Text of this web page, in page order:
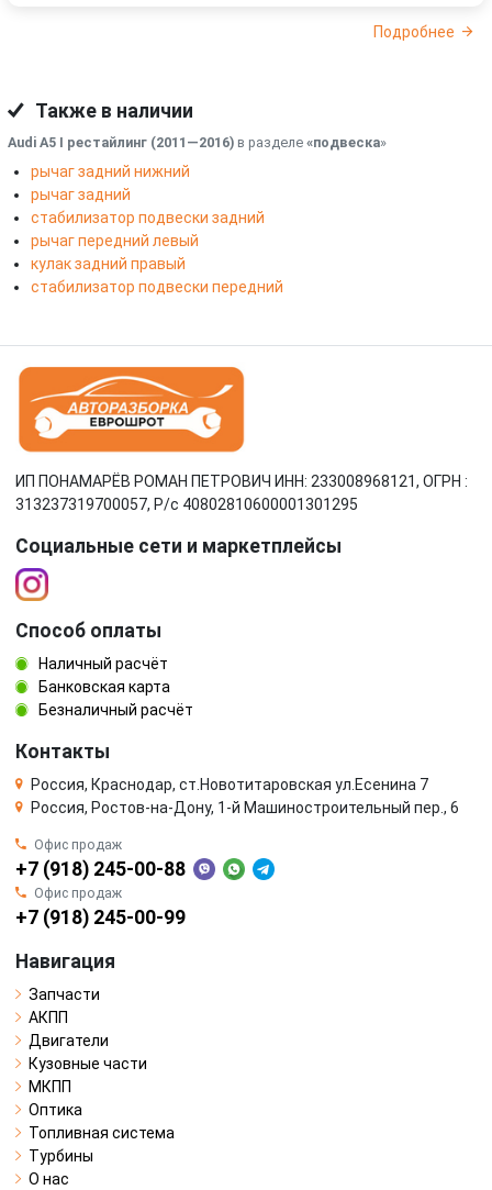
Подробнее
Также в наличии
Audi A5 I рестайлинг (2011—2016) в разделе «подвеска»
рычаг задний нижний
рычаг задний
стабилизатор подвески задний
рычаг передний левый
кулак задний правый
стабилизатор подвески передний
ИП ПОНАМАРЁВ РОМАН ПЕТРОВИЧ ИНН: 233008968121, ОГРН :
313237319700057, Р/c 40802810600001301295
Социальные сети и маркетплейсы
Способ оплаты
Наличный расчёт
Банковская карта
Безналичный расчёт
Контакты
Россия, Краснодар, ст.Новотитаровская ул.Есенина 7
Россия, Ростов-на-Дону, 1-й Машиностроительный пер., 6
Офис продаж
+7 (918) 245-00-88
Офис продаж
+7 (918) 245-00-99
Навигация
Запчасти
АКПП
Двигатели
Кузовные части
МКПП
Оптика
Топливная система
Турбины
О нас